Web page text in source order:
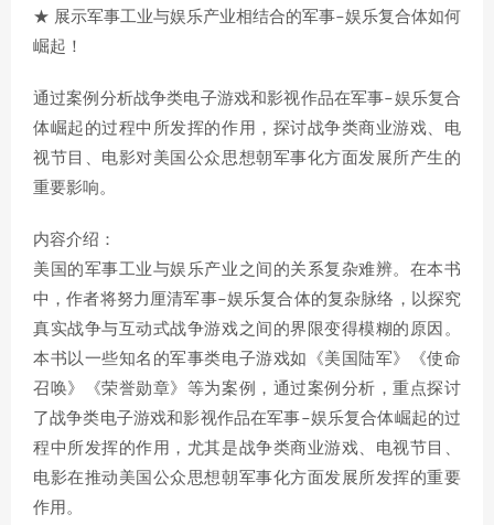
★ 展示军事工业与娱乐产业相结合的军事–娱乐复合体如何
崛起！
通过案例分析战争类电子游戏和影视作品在军事–娱乐复合
体崛起的过程中所发挥的作用，探讨战争类商业游戏、电
视节目、电影对美国公众思想朝军事化方面发展所产生的
重要影响。
内容介绍：
美国的军事工业与娱乐产业之间的关系复杂难辨。在本书
中，作者将努力厘清军事–娱乐复合体的复杂脉络，以探究
真实战争与互动式战争游戏之间的界限变得模糊的原因。
本书以一些知名的军事类电子游戏如《美国陆军》《使命
召唤》《荣誉勋章》等为案例，通过案例分析，重点探讨
了战争类电子游戏和影视作品在军事–娱乐复合体崛起的过
程中所发挥的作用，尤其是战争类商业游戏、电视节目、
电影在推动美国公众思想朝军事化方面发展所发挥的重要
作用。